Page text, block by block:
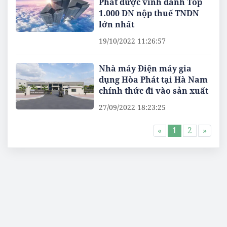
1.000 DN nộp thuế TNDN
lớn nhất
19/10/2022 11:26:57
Nhà máy Điện máy gia
dụng Hòa Phát tại Hà Nam
chính thức đi vào sản xuất
27/09/2022 18:23:25
« 1 2 »